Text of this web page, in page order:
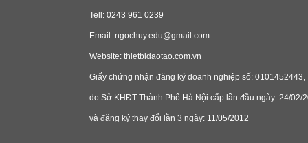
Tell: 0243 961 0239
Email: ngochuy.edu@gmail.com
Website: thietbidaotao.com.vn
Giấy chứng nhận đăng ký doanh nghiệp số: 0101452443,
do Sở KHĐT Thành Phố Hà Nội cấp lần đầu ngày: 24/02/
và đăng ký thay đổi lần 3 ngày: 11/05/2012